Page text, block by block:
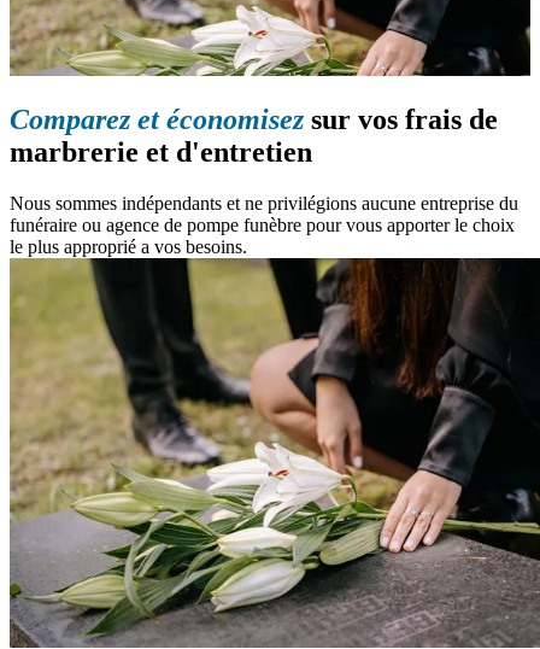
Comparez et économisezsur vos frais de
marbrerie et d'entretien
Nous sommes indépendants et ne privilégions aucune entreprise du
funéraire ou agence de pompe funèbre pour vous apporter le choix
le plus approprié a vos besoins.